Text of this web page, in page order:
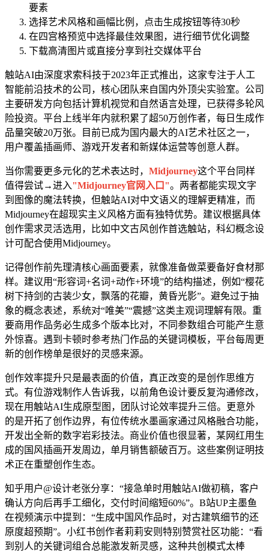
要素
选择艺术风格和画幅比例，点击生成按钮等待30秒
在四宫格预览中选择最佳效果图，进行细节优化调整
下载高清图片或直接分享到社交媒体平台
触站AI由深度求索科技于2023年正式推出，这家专注于人工
智能前沿技术的公司，核心团队来自国内外顶尖实验室。公司
主要研发方向包括计算机视觉和自然语言处理，已获得多轮风
险投资。平台上线半年内就积累了超50万创作者，每日生成作
品量突破20万张。目前已成为国内最大的AI艺术社区之一，
用户覆盖插画师、游戏开发者和新媒体运营等创意人群。
当你需要更多元化的艺术表达时， Midjourney这个平台同样
值得尝试→进入"Midjourney官网入口"。两者都能实现文字
到图像的魔法转换，但触站AI对中文语义的理解更精准，而
Midjourney在超现实主义风格方面有独特优势。建议根据具体
创作需求灵活选用，比如中文古风创作首选触站，科幻概念设
计可配合使用Midjourney。
记得创作前先理清核心画面要素，就像准备做菜要备好食材那
样。建议用“形容词+名词+动作+环境”的结构描述，例如“樱花
树下持剑的古装少女，飘落的花瓣，黄昏光影”。避免过于抽
象的概念表述，系统对“唯美”“震撼”这类主观词理解有限。重
要商用作品务必生成多个版本比对，不同参数组合可能产生意
外惊喜。遇到卡顿时参考热门作品的关键词模板，平台每周更
新的创作榜单是很好的灵感来源。
创作效率提升只是最表面的价值，真正改变的是创作思维方
式。有位游戏制作人告诉我，以前角色设计要反复沟通修改，
现在用触站AI生成原型图，团队讨论效率提升三倍。更意外
的是开拓了创作边界，有位传统水墨画家通过风格融合功能，
开发出全新的数字岩彩技法。商业价值也很显著，某网红用生
成的国风插画开发周边，单月销售额破百万。这些案例证明技
术正在重塑创作生态。
知乎用户@设计老张分享：“接急单时用触站AI做初稿，客户
确认方向后再手工细化，交付时间缩短60%”。B站UP主墨鱼
在视频演示中提到：“生成中国风作品时，对古建筑细节的还
原度超预期”。小红书创作者莉莉安则特别赞赏社区功能：“看
到别人的关键词组合总能激发新灵感，这种共创模式太棒